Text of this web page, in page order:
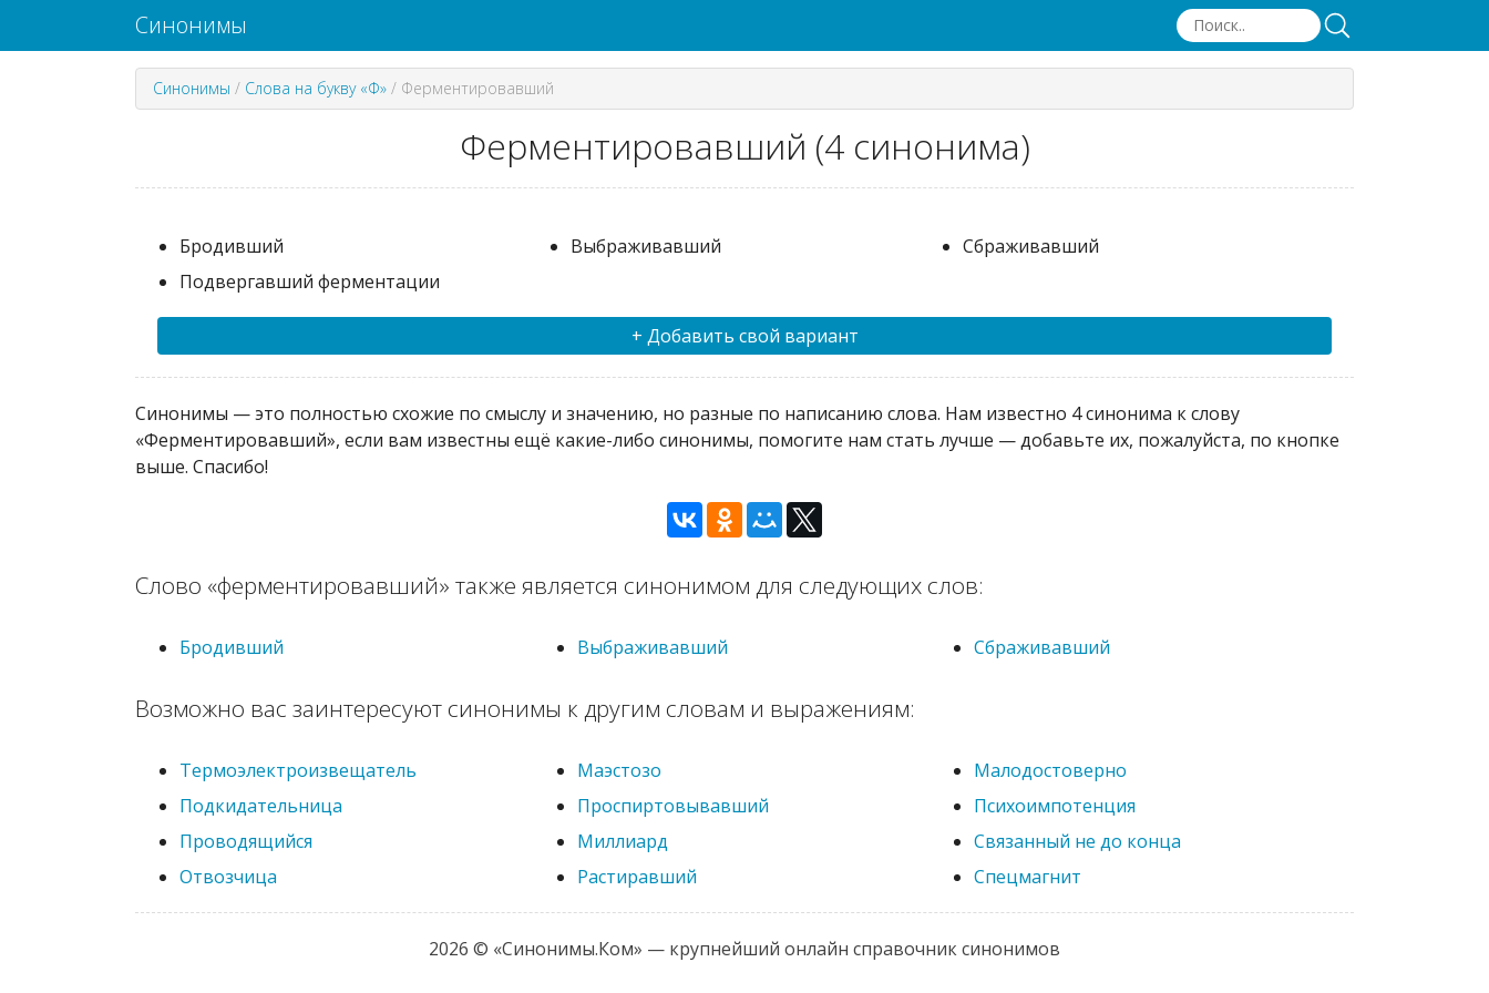
Синонимы
Синонимы / Слова на букву «Ф» / Ферментировавший
Ферментировавший (4 синонима)
Бродивший Выбраживавший
Сбраживавший
Подвергавший ферментации
+ Добавить свой вариант
Синонимы — это полностью схожие по смыслу и значению, но разные по написанию слова. Нам известно 4 синонима к слову
«Ферментировавший», если вам известны ещё какие-либо синонимы, помогите нам стать лучше — добавьте их, пожалуйста, по кнопке
выше. Спасибо!
Слово «ферментировавший» также является синонимом для следующих слов:
Бродивший Выбраживавший Сбраживавший
Возможно вас заинтересуют синонимы к другим словам и выражениям:
Термоэлектроизвещатель
Подкидательница
Проводящийся
Отвозчица
Маэстозо
Проспиртовывавший
Миллиард
Растиравший
Малодостоверно
Психоимпотенция
Связанный не до конца
Спецмагнит
2026 © «Синонимы.Ком» — крупнейший онлайн справочник синонимов